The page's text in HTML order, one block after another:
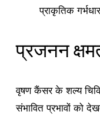
प्राकृतिक
प्रजनन
वृषण कैंसर के शल्य
संभावित प्रभावों को